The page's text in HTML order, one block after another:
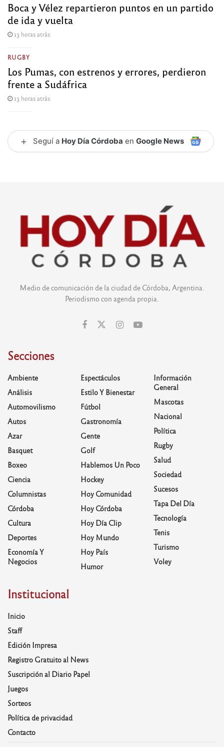
Boca y Vélez repartieron puntos en un partido
de ida y vuelta
13 horas atrás
RUGBY
Los Pumas, con estrenos y errores, perdieron
frente a Sudáfrica
13 horas atrás
+ Seguí a Hoy Día Córdoba en Google News
Medio de comunicación de la ciudad de Córdoba, Argentina.
Periodismo con agenda propia.
Secciones
Ambiente
Análisis
Automovilismo
Autos
Azar
Basquet
Boxeo
Ciencia
Columnistas
Córdoba
Cultura
Deportes
Economía Y
Negocios
Espectáculos
Estilo Y Bienestar
Fútbol
Gastronomía
Gente
Golf
Hablemos Un Poco
Hockey
Hoy Comunidad
Hoy Córdoba
Hoy Día Clip
Hoy Mundo
Hoy País
Humor
Información
General
Mascotas
Nacional
Política
Rugby
Salud
Sociedad
Sucesos
Tapa Del Día
Tecnología
Tenis
Turismo
Voley
Institucional
Inicio
Staff
Edición Impresa
Registro Gratuito al News
Suscripción al Diario Papel
Juegos
Sorteos
Política de privacidad
Contacto